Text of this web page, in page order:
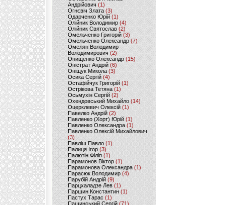
Андрійович(1)
Огнєвіч Злата (3)
Одарченко Юрій(1)
Олійник Володимир (4)
Олійник Святослав (2)
Омельченко Григорій (3)
Омельченко Олександр(7)
Омелян Володимир
Володимирович (2)
Онищенко Олександр (15)
Оністрат Андрій (6)
Оніщук Микола (3)
Осика Сергій(4)
Остафійчук Григорій(1)
Острікова Тетяна (1)
Осьмухін Сергій (2)
Охендовський Михайло (14)
Оцерклевич Олексій (1)
Павелко Андрій (2)
Павленко (Хорт) Юрій (1)
Павленко Олександра (1)
Павленко Олексій Михайлович
(3)
Павліш Павло(1)
Палиця Ігор (3)
Палютін Філіп(1)
Парамонов Віктор (1)
Парамонова Олександра(1)
Парасюк Володимир(4)
Парубій Андрій (9)
Парцхаладзе Лев (1)
Паршин Константин(1)
Пастух Тарас (1)
Пашинський Сергій (71)